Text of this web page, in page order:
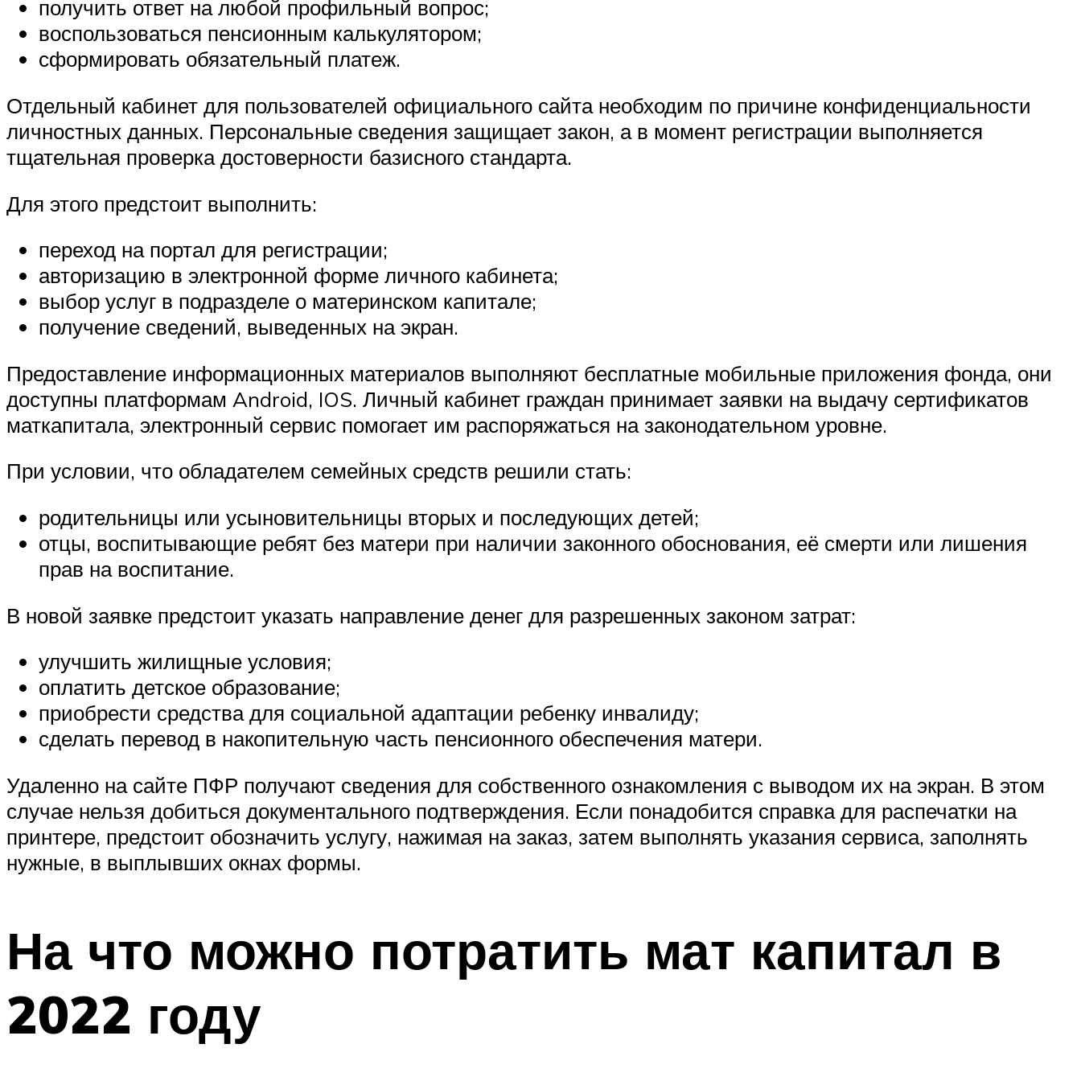
получить ответ на любой профильный вопрос;
воспользоваться пенсионным калькулятором;
сформировать обязательный платеж.
Отдельный кабинет для пользователей официального сайта необходим по причине конфиденциальности
личностных данных. Персональные сведения защищает закон, а в момент регистрации выполняется
тщательная проверка достоверности базисного стандарта.
Для этого предстоит выполнить:
переход на портал для регистрации;
авторизацию в электронной форме личного кабинета;
выбор услуг в подразделе о материнском капитале;
получение сведений, выведенных на экран.
Предоставление информационных материалов выполняют бесплатные мобильные приложения фонда, они
доступны платформам Android, IOS. Личный кабинет граждан принимает заявки на выдачу сертификатов
маткапитала, электронный сервис помогает им распоряжаться на законодательном уровне.
При условии, что обладателем семейных средств решили стать:
родительницы или усыновительницы вторых и последующих детей;
отцы, воспитывающие ребят без матери при наличии законного обоснования, её смерти или лишения
прав на воспитание.
В новой заявке предстоит указать направление денег для разрешенных законом затрат:
улучшить жилищные условия;
оплатить детское образование;
приобрести средства для социальной адаптации ребенку инвалиду;
сделать перевод в накопительную часть пенсионного обеспечения матери.
Удаленно на сайте ПФР получают сведения для собственного ознакомления с выводом их на экран. В этом
случае нельзя добиться документального подтверждения. Если понадобится справка для распечатки на
принтере, предстоит обозначить услугу, нажимая на заказ, затем выполнять указания сервиса, заполнять
нужные, в выплывших окнах формы.
На что можно потратить мат капитал в
2022 году